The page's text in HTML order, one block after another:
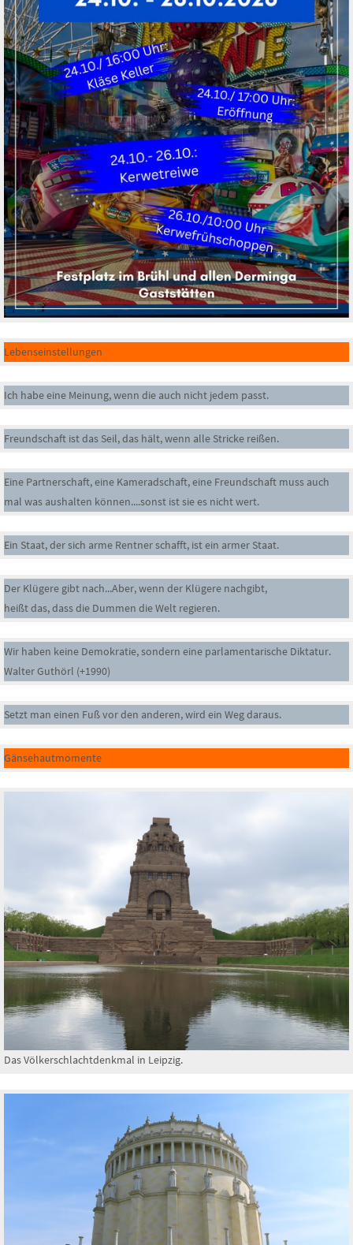
Lebenseinstellungen
Ich habe eine Meinung, wenn die auch nicht jedem passt.
Freundschaft ist das Seil, das hält, wenn alle Stricke reißen.
Eine Partnerschaft, eine Kameradschaft, eine Freundschaft muss auch
mal was aushalten können....sonst ist sie es nicht wert.
Ein Staat, der sich arme Rentner schafft, ist ein armer Staat.
Der Klügere gibt nach...Aber, wenn der Klügere nachgibt,
heißt das, dass die Dummen die Welt regieren.
Wir haben keine Demokratie, sondern eine parlamentarische Diktatur.
Walter Guthörl (+1990)
Setzt man einen Fuß vor den anderen, wird ein Weg daraus.
Gänsehautmomente
Das Völkerschlachtdenkmal in Leipzig.